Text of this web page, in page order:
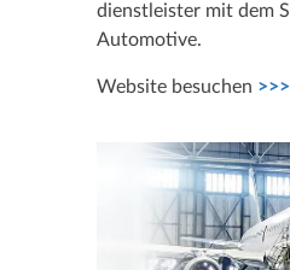
dienstleister mit dem
Automotive.
Website besuchen >>>